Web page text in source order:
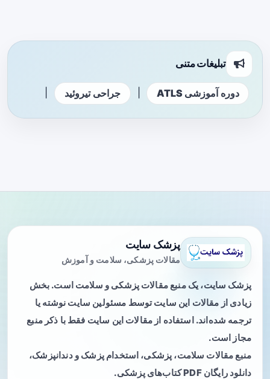
تبلیغات متنی
دوره آموزشی ATLS جراحی تیروئید
پزشک سایت
مقالات پزشکی، سلامت و آموزش
پزشک سایت، یک منبع مقالات پزشکی و سلامت است. بخش
زیادی از مقالات این سایت توسط مسئولین سایت نوشته یا
ترجمه شده‌اند. استفاده از مقالات این سایت فقط با ذکر منبع
مجاز است.
منبع مقالات سلامت، پزشکی، استخدام پزشک و دندانپزشک،
دانلود رایگان PDF کتاب‌های پزشکی.